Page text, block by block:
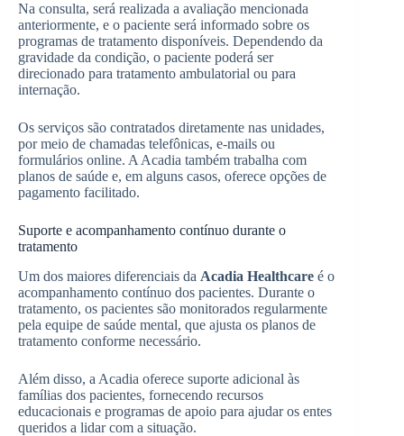
Na consulta, será realizada a avaliação mencionada
anteriormente, e o paciente será informado sobre os
programas de tratamento disponíveis. Dependendo da
gravidade da condição, o paciente poderá ser
direcionado para tratamento ambulatorial ou para
internação.
Os serviços são contratados diretamente nas unidades,
por meio de chamadas telefônicas, e-mails ou
formulários online. A Acadia também trabalha com
planos de saúde e, em alguns casos, oferece opções de
pagamento facilitado.
Suporte e acompanhamento contínuo durante o
tratamento
Um dos maiores diferenciais da Acadia Healthcare é o
acompanhamento contínuo dos pacientes. Durante o
tratamento, os pacientes são monitorados regularmente
pela equipe de saúde mental, que ajusta os planos de
tratamento conforme necessário.
Além disso, a Acadia oferece suporte adicional às
famílias dos pacientes, fornecendo recursos
educacionais e programas de apoio para ajudar os entes
queridos a lidar com a situação.